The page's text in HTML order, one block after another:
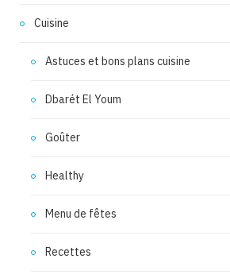
Cuisine
Astuces et bons plans cuisine
Dbarét El Youm
Goûter
Healthy
Menu de fêtes
Recettes